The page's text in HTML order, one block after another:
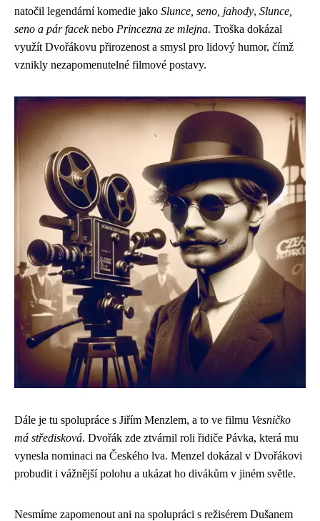
natočil legendární komedie jako Slunce, seno, jahody, Slunce,
seno a pár faceknebo Princezna ze mlejna. Troška dokázal
využít Dvořákovu přirozenost a smysl pro lidový humor, čímž
vznikly nezapomenutelné filmové postavy.
Dále je tu spolupráce s Jiřím Menzlem, a to ve filmu Vesničko
má středisková. Dvořák zde ztvárnil roli řidiče Pávka, která mu
vynesla nominaci na Českého lva. Menzel dokázal v Dvořákovi
probudit i vážnější polohu a ukázat ho divákům v jiném světle.
Nesmíme zapomenout ani na spolupráci s režisérem Dušanem